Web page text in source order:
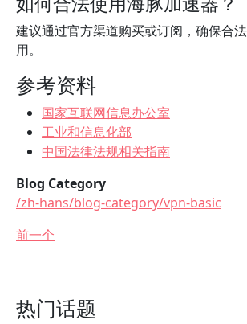
建议通过官方渠道购买或订阅，确保合
用。
参考资料
国家互联网信息办公室
工业和信息化部
中国法律法规相关指南
Blog Category
/zh-hans/blog-category/vpn-basic
前一个
热门话题